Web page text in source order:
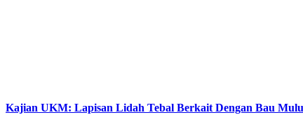
Kajian UKM: Lapisan Lidah Tebal Berkait Dengan Bau